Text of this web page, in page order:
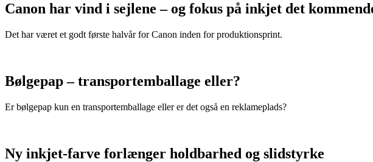
Canon har vind i sejlene – og fokus på inkjet det
Det har været et godt første halvår for Canon inden for produktionsprint.
Bølgepap – transportemballage eller?
Er bølgepap kun en transportemballage eller er det også en reklameplads?
Ny inkjet-farve forlænger holdbarhed og slidstyrke